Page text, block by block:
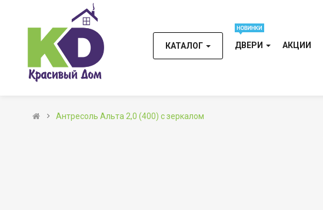
КАТАЛОГ ДВЕРИ АКЦИИ
Антресоль Альта 2,0 (400) с зеркалом